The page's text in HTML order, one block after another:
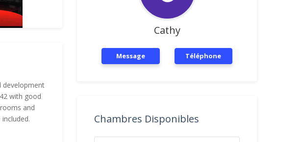
development
with good
and
Cathy
Message Téléphone
Chambres Disponibles